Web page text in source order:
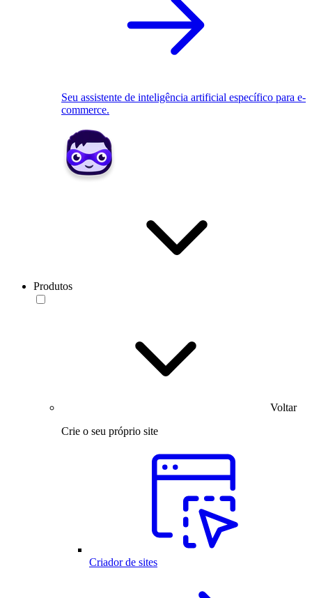
Seu assistente de inteligência artificial específico para e-
commerce.
Produtos
Voltar
Crie o seu próprio site
Criador de sites